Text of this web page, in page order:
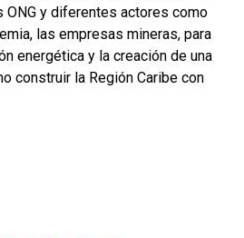
ONG y diferentes actores como
las empresas mineras, para
energética y la creación de una
construir la Región Caribe con